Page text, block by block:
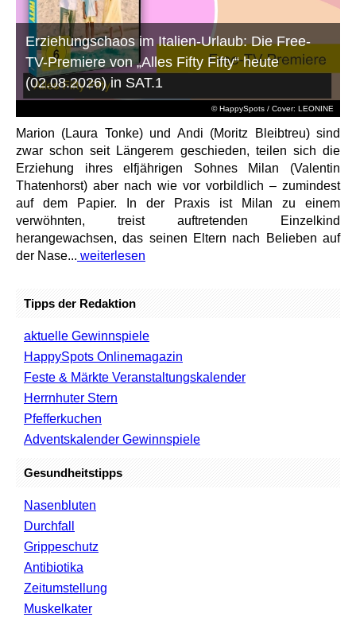
© HappySpots / Cover: LEONINE
Erziehungschaos im Italien-Urlaub: Die Free-
TV-Premiere von „Alles Fifty Fifty“ heute
(02.08.2026) in SAT.1
Marion (Laura Tonke) und Andi (Moritz Bleibtreu) sind
zwar schon seit Längerem geschieden, teilen sich die
Erziehung ihres elfjährigen Sohnes Milan (Valentin
Thatenhorst) aber nach wie vor vorbildlich – zumindest
auf dem Papier. In der Praxis ist Milan zu einem
verwöhnten, treist auftretenden Einzelkind
herangewachsen, das seinen Eltern nach Belieben auf
der Nase... weiterlesen
Tipps der Redaktion
aktuelle Gewinnspiele
HappySpots Onlinemagazin
Feste & Märkte Veranstaltungskalender
Herrnhuter Stern
Pfefferkuchen
Adventskalender Gewinnspiele
Gesundheitstipps
Nasenbluten
Durchfall
Grippeschutz
Antibiotika
Zeitumstellung
Muskelkater